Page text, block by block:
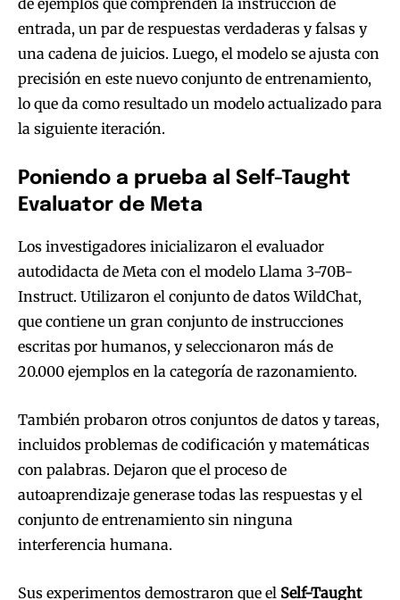
entrada, un par de respuestas verdaderas y falsas y
una cadena de juicios. Luego, el modelo se ajusta con
precisión en este nuevo conjunto de entrenamiento,
lo que da como resultado un modelo actualizado para
la siguiente iteración.
Poniendo a prueba al Self-Taught
Evaluator de Meta
Los investigadores inicializaron el evaluador
autodidacta de Meta con el modelo Llama 3-70B-
Instruct. Utilizaron el conjunto de datos WildChat,
que contiene un gran conjunto de instrucciones
escritas por humanos, y seleccionaron más de
20.000 ejemplos en la categoría de razonamiento.
También probaron otros conjuntos de datos y tareas,
incluidos problemas de codificación y matemáticas
con palabras. Dejaron que el proceso de
autoaprendizaje generase todas las respuestas y el
conjunto de entrenamiento sin ninguna
interferencia humana.
Sus experimentos demostraron que el Self-Taught